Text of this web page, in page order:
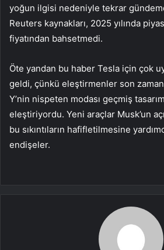
yoğun ilgisi nedeniyle tekrar
Reuters kaynakları, 2025 yılında
fiyatından bahsetmedi.
Öte yandan bu haber Tesla için çok
geldi, çünkü eleştirmenler son
Y’nin nispeten modası geçmiş
eleştiriyordu. Yeni araçlar Musk’un
bu sıkıntıların hafifletilmesine
endişeler.